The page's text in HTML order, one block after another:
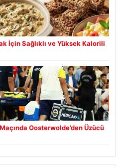
İçin Sağlıklı ve Yüksek Kalorili
Oosterwolde’den Üzücü